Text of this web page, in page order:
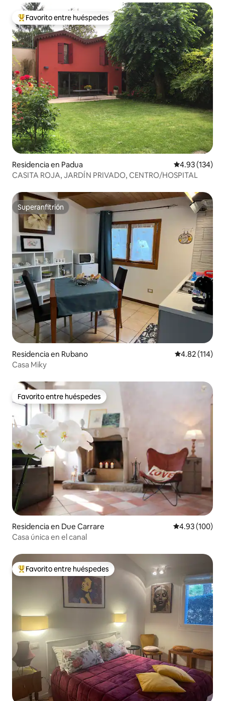
De los mejores en Favorito entre huéspedes
Favorito entre huéspedes
Residencia en Padua Calificación
4.93 (134)
CASITA ROJA, JARDÍN PRIVADO, CENTRO/HOSPITAL
Superanfitrión
Superanfitrión
Residencia en Rubano Calificación
4.82 (114)
Casa Miky
Favorito entre huéspedes
Favorito entre huéspedes
Residencia en Due Carrare Calificación
4.93 (100)
Casa única en el canal
De los mejores en Favorito entre huéspedes
Favorito entre huéspedes